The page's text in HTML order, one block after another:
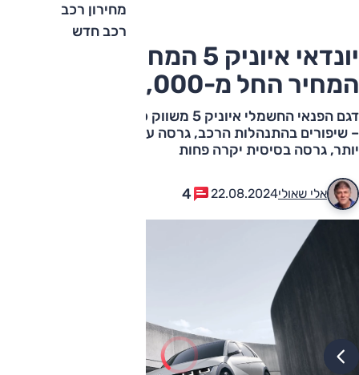
מחירון רכב
רכב חדש
יונדאי איוניק 5 המחודש בארץ –
המחיר החל מ-210,000 שקלים
דגם הפנאי החשמלי איוניק 5 משווק כעת לאחר מתיחת פנים
– שיפורים בהתנהלות הרכב, גרסה עם הספק וסוללה גדולים
יותר, גרסה בסיסית יקרה פחות
אלי שאולי22.08.2024
4